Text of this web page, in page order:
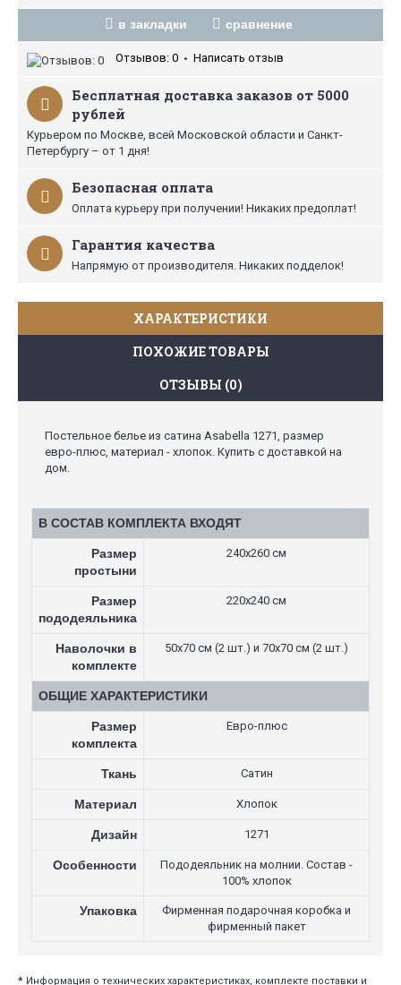
в закладки сравнение
Отзывов: 0 • Написать отзыв
Бесплатная доставка заказов от 5000
рублей
Курьером по Москве, всей Московской области и Санкт-
Петербургу – от 1 дня!
Безопасная оплата
Оплата курьеру при получении! Никаких предоплат!
Гарантия качества
Напрямую от производителя. Никаких подделок!
ХАРАКТЕРИСТИКИ
ПОХОЖИЕ ТОВАРЫ
ОТЗЫВЫ (0)
Постельное белье из сатина Asabella 1271, размер
евро-плюс, материал - хлопок. Купить с доставкой на
дом.
В СОСТАВ КОМПЛЕКТА ВХОДЯТ
Размер
простыни
240х260 см
Размер
пододеяльника
220х240 см
Наволочки в
комплекте
50х70 см (2 шт.) и 70х70 см (2 шт.)
ОБЩИЕ ХАРАКТЕРИСТИКИ
Размер
комплекта
Евро-плюс
Ткань Сатин
Материал Хлопок
Дизайн 1271
Особенности
Пододеяльник на молнии. Состав -
100% хлопок
Упаковка
Фирменная подарочная коробка и
фирменный пакет
* Информация о технических характеристиках, комплекте поставки и